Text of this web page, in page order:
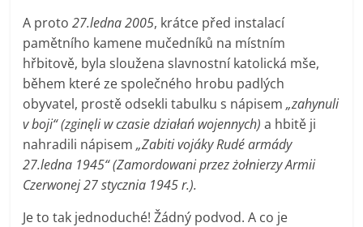
A proto27.ledna 2005, krátce před instalací
pamětního kamene mučedníků na místním
hřbitově, byla sloužena slavnostní katolická mše,
během které ze společného hrobu padlých
obyvatel, prostě odsekli tabulku s nápisem„zahynuli
v boji“ (zginęli w czasie działań wojennych) a hbitě ji
nahradili nápisem„Zabiti vojáky Rudé armády
27.ledna 1945“ (Zamordowani przez żołnierzy Armii
Czerwonej 27 stycznia 1945 r.).
Je to tak jednoduché! Žádný podvod. A co je